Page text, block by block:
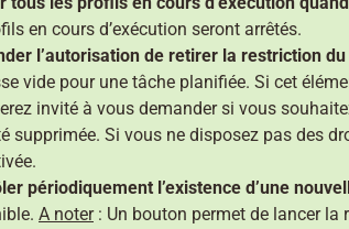
en cours d’exécution seront arrêtés.
l’autorisation de retirer la restriction
vide pour une tâche planifiée. Si cet
invité à vous demander si vous
supprimée. Si vous ne disposez pas des
périodiquement l’existence d’une
A noter: Un bouton permet de lancer la